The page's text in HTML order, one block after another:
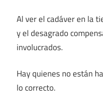
Al ver el cadáver en la
y el desagrado
involucrados.
Hay quienes no están
lo correcto.